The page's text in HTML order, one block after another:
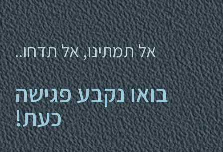
אל תמתינו, אל תדחו..
בואו נקבע פגישה
כעת!